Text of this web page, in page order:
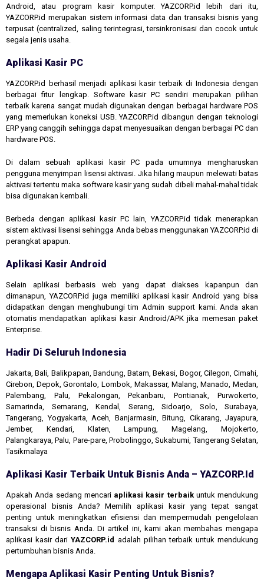
Android, atau program kasir komputer. YAZCORP.id lebih dari itu,
YAZCORP.id merupakan sistem informasi data dan transaksi bisnis yang
terpusat (centralized, saling terintegrasi, tersinkronisasi dan cocok untuk
segala jenis usaha.
Aplikasi Kasir PC
YAZCORP.id berhasil menjadi aplikasi kasir terbaik di Indonesia dengan
berbagai fitur lengkap. Software kasir PC sendiri merupakan pilihan
terbaik karena sangat mudah digunakan dengan berbagai hardware POS
yang memerlukan koneksi USB. YAZCORP.id dibangun dengan teknologi
ERP yang canggih sehingga dapat menyesuaikan dengan berbagai PC dan
hardware POS.
Di dalam sebuah aplikasi kasir PC pada umumnya mengharuskan
pengguna menyimpan lisensi aktivasi. Jika hilang maupun melewati batas
aktivasi tertentu maka software kasir yang sudah dibeli mahal-mahal tidak
bisa digunakan kembali.
Berbeda dengan aplikasi kasir PC lain, YAZCORP.id tidak menerapkan
sistem aktivasi lisensi sehingga Anda bebas menggunakan YAZCORP.id di
perangkat apapun.
Aplikasi Kasir Android
Selain aplikasi berbasis web yang dapat diakses kapanpun dan
dimanapun, YAZCORP.id juga memiliki aplikasi kasir Android yang bisa
didapatkan dengan menghubungi tim Admin support kami. Anda akan
otomatis mendapatkan aplikasi kasir Android/APK jika memesan paket
Enterprise.
Hadir Di Seluruh Indonesia
Jakarta, Bali, Balikpapan, Bandung, Batam, Bekasi, Bogor, Cilegon, Cimahi,
Cirebon, Depok, Gorontalo, Lombok, Makassar, Malang, Manado, Medan,
Palembang, Palu, Pekalongan, Pekanbaru, Pontianak, Purwokerto,
Samarinda, Semarang, Kendal, Serang, Sidoarjo, Solo, Surabaya,
Tangerang, Yogyakarta, Aceh, Banjarmasin, Bitung, Cikarang, Jayapura,
Jember, Kendari, Klaten, Lampung, Magelang, Mojokerto,
Palangkaraya, Palu, Pare-pare, Probolinggo, Sukabumi, Tangerang Selatan,
Tasikmalaya
Aplikasi Kasir Terbaik Untuk Bisnis Anda – YAZCORP.id
Apakah Anda sedang mencari aplikasi kasir terbaikuntuk mendukung
operasional bisnis Anda? Memilih aplikasi kasir yang tepat sangat
penting untuk meningkatkan efisiensi dan mempermudah pengelolaan
transaksi di bisnis Anda. Di artikel ini, kami akan membahas mengapa
aplikasi kasir dariYAZCORP.id adalah pilihan terbaik untuk mendukung
pertumbuhan bisnis Anda.
Mengapa Aplikasi Kasir Penting Untuk Bisnis?